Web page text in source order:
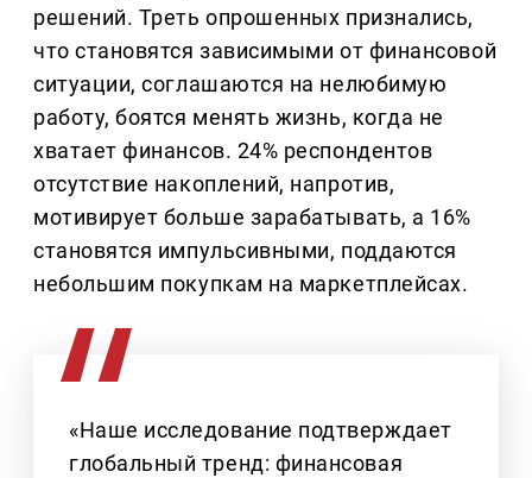
решений. Треть опрошенных признались,
что становятся зависимыми от финансовой
ситуации, соглашаются на нелюбимую
работу, боятся менять жизнь, когда не
хватает финансов. 24% респондентов
отсутствие накоплений, напротив,
мотивирует больше зарабатывать, а 16%
становятся импульсивными, поддаются
небольшим покупкам на маркетплейсах.
«Наше исследование подтверждает
глобальный тренд: финансовая